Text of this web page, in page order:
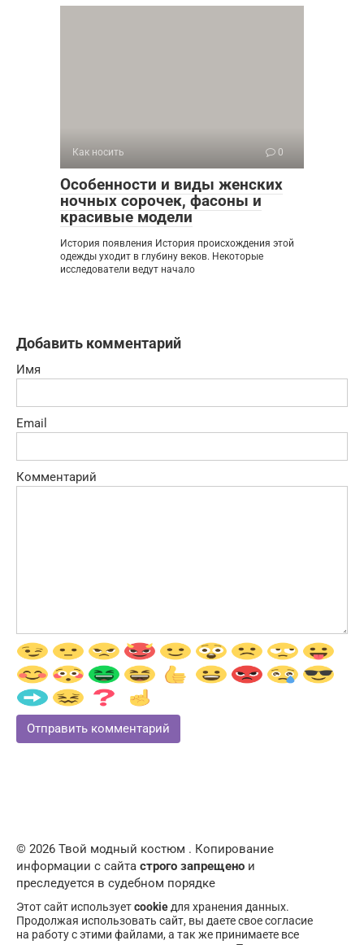
Как носить 0
Особенности и виды женских
ночных сорочек, фасоны и
красивые модели
История появления История происхождения этой
одежды уходит в глубину веков. Некоторые
исследователи ведут начало
Добавить комментарий
Имя
Email
Комментарий
© 2026 Твой модный костюм . Копирование
информации с сайта строго запрещено и
преследуется в судебном порядке
Этот сайт используетcookie для хранения данных.
Продолжая использовать сайт, вы даете свое согласие
на работу с этими файлами, а так же принимаете все